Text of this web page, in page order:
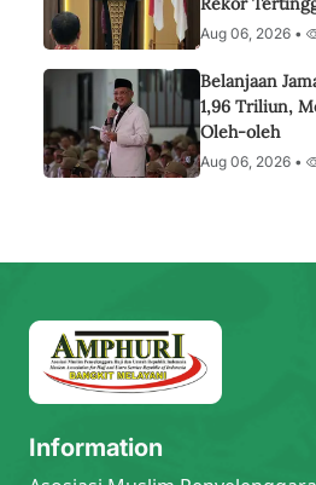
Aug 06, 2026 •
Belanjaan
1,96 Triliun,
Oleh-oleh
Aug 06, 2026 •
Information